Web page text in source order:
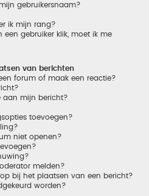
gebruikersnaam?
ik mijn rang?
gebruiker klik, moet ik me
van berichten
forum of maak een reactie?
aan mijn bericht?
toevoegen?
niet openen?
melden?
bij het plaatsen van een bericht?
worden?